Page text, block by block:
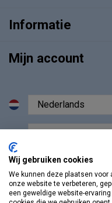
Informatie
Mijn account
Wij gebruiken cookies
We kunnen deze plaatsen
onze website te verbeteren,
een geweldige website-